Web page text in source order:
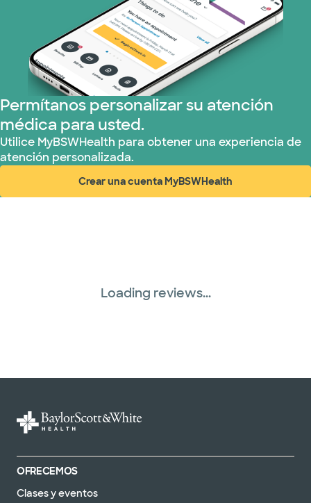
Permítanos personalizar su atención
médica para usted.
Utilice MyBSWHealth para obtener una experiencia de
atención personalizada.
Crear una cuenta MyBSWHealth
(abre en ventana nueva)
Loading reviews...
OFRECEMOS
Clases y eventos